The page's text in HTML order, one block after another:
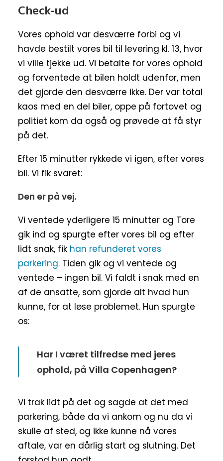
Check-ud
Vores ophold var desværre forbi og vi
havde bestilt vores bil til levering kl. 13, hvor
vi ville tjekke ud. Vi betalte for vores ophold
og forventede at bilen holdt udenfor, men
det gjorde den desværre ikke. Der var total
kaos med en del biler, oppe på fortovet og
politiet kom da også og prøvede at få styr
på det.
Efter 15 minutter rykkede vi igen, efter vores
bil. Vi fik svaret:
Den er på vej.
Vi ventede yderligere 15 minutter og Tore
gik ind og spurgte efter vores bil og efter
lidt snak, fik han refunderet vores
parkering. Tiden gik og vi ventede og
ventede – ingen bil. Vi faldt i snak med en
af de ansatte, som gjorde alt hvad hun
kunne, for at løse problemet. Hun spurgte
os:
Har I været tilfredse med jeres
ophold, på Villa Copenhagen?
Vi trak lidt på det og sagde at det med
parkering, både da vi ankom og nu da vi
skulle af sted, og ikke kunne nå vores
aftale, var en dårlig start og slutning. Det